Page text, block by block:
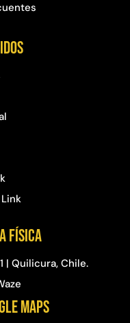
física
| Quilicura, Chile.
MAPS